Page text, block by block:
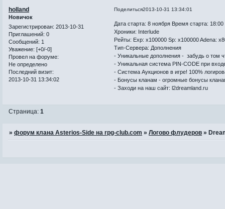
Поделиться2013-10-31 13:34:01
holland
Новичок
Зарегистрирован: 2013-10-31
Приглашений: 0
Сообщений: 1
Уважение: [+0/-0]
Провел на форуме:
Не определено
Последний визит:
2013-10-31 13:34:02
Дата старта: 8 ноября Время старта:
Хроники: Interlude
Рейты: Exp: x100000 Sp: x100000 Adena:
Тип-Сервера: Дополнения
- Уникальные дополнения - забудь о том
- Уникальная система PIN-CODE при
- Система Аукционов в игре! 100%
- Бонусы кланам - огромные бонусы
- Заходи на наш сайт: l2dreamland.ru
Страница:1
»форум клана Asterios-Side на rpg-club.com »Логово флудеров »